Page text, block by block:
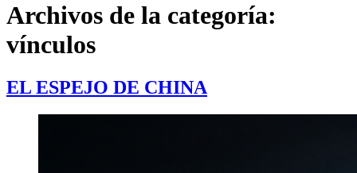
Archivos de la categoría:
vínculos
EL ESPEJO DE CHINA